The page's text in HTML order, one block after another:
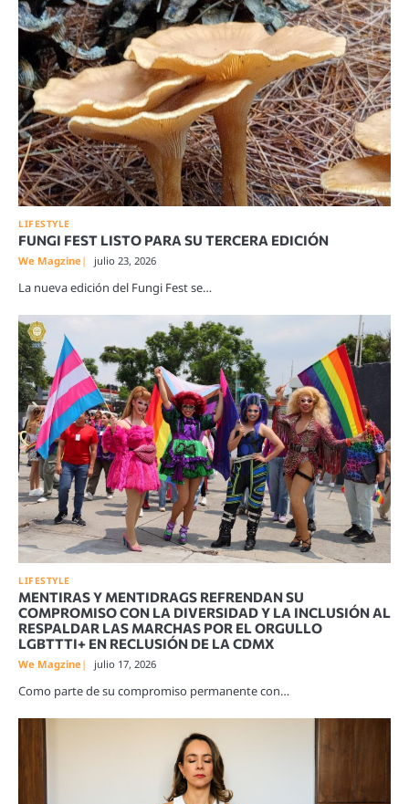
LIFESTYLE
FUNGI FEST LISTO PARA SU TERCERA EDICIÓN
We Magzine julio 23, 2026
La nueva edición del Fungi Fest se…
LIFESTYLE
MENTIRAS Y MENTIDRAGS REFRENDAN SU
COMPROMISO CON LA DIVERSIDAD Y LA INCLUSIÓN AL
RESPALDAR LAS MARCHAS POR EL ORGULLO
LGBTTTI+ EN RECLUSIÓN DE LA CDMX
We Magzine julio 17, 2026
Como parte de su compromiso permanente con…